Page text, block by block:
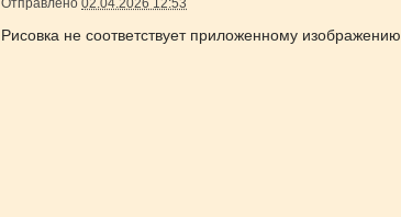
Отправлено02.04.2026 12:53
Рисовка не соответствует приложенному изображению.